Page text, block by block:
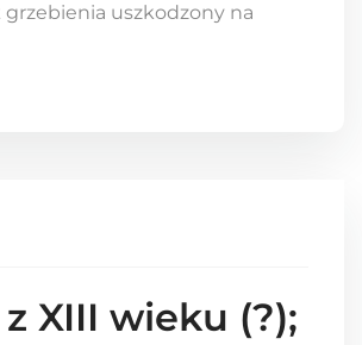
grzebienia uszkodzony na
XIII wieku (?);